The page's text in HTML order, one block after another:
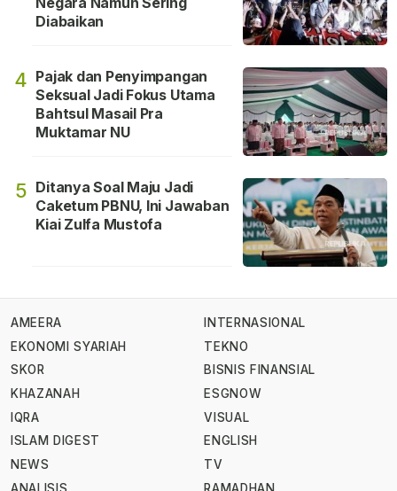
Diabaikan
4 Pajak dan Penyimpangan
Seksual Jadi Fokus Utama
Bahtsul Masail Pra
Muktamar NU
5 Ditanya Soal Maju Jadi
Caketum PBNU, Ini Jawaban
Kiai Zulfa Mustofa
AMEERA
EKONOMI SYARIAH
SKOR
KHAZANAH
IQRA
ISLAM DIGEST
NEWS
ANALISIS
INTERNASIONAL
TEKNO
BISNIS FINANSIAL
ESGNOW
VISUAL
ENGLISH
TV
RAMADHAN